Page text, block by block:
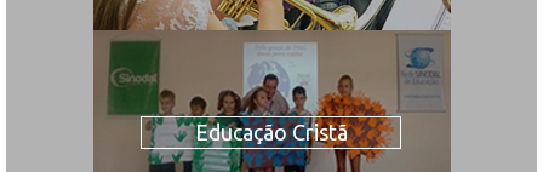
Educação Cristã